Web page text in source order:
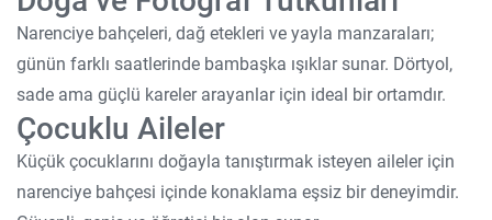
Narenciye bahçeleri, dağ etekleri ve yayla manzaraları;
günün farklı saatlerinde bambaşka ışıklar sunar. Dörtyol,
sade ama güçlü kareler arayanlar için ideal bir ortamdır.
Çocuklu Aileler
Küçük çocuklarını doğayla tanıştırmak isteyen aileler için
narenciye bahçesi içinde konaklama eşsiz bir deneyimdir.